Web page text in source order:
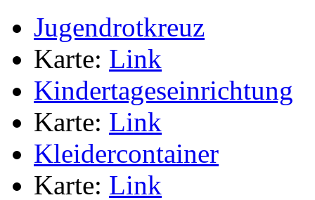
Jugendrotkreuz
Karte: Link
Kindertageseinrichtung
Karte: Link
Kleidercontainer
Karte: Link